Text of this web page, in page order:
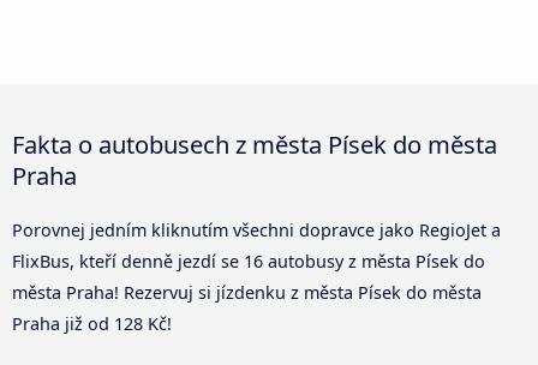
Fakta o autobusech z města Písek do města
Praha
Porovnej jedním kliknutím všechni dopravce jako RegioJet a
FlixBus, kteří denně jezdí se 16 autobusy z města Písek do
města Praha! Rezervuj si jízdenku z města Písek do města
Praha již od 128 Kč!